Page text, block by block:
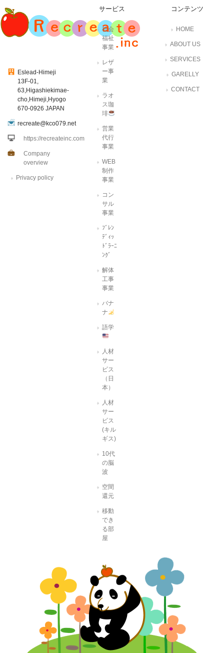
Eslead-Himeji
13F-01,
63,Higashiekimae-
cho,Himeji,Hyogo
670-0926 JAPAN
recreate@kco079.net
https://recreateinc.com
Company
overview
Privacy policy
サービス
社会
福祉
事業
レザ
ー事
業
ラオ
ス珈
琲
営業
代行
事業
WEB
制作
事業
コン
サル
事業
ﾌﾞﾚﾝ
ﾃﾞｨｯ
ﾄﾞﾗｰﾆ
ﾝｸﾞ
解体
工事
事業
バナ
ナ
語学
人材
サー
ビス
（日
本）
人材
サー
ビス
(キル
ギス)
10代
の脳
波
空間
還元
移動
でき
る部
屋
コンテンツ
HOME
ABOUT US
SERVICES
GARELLY
CONTACT